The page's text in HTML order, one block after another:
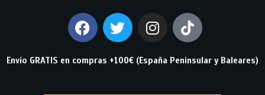
Envío GRATIS en compras +100€ (España Peninsular y Baleares)